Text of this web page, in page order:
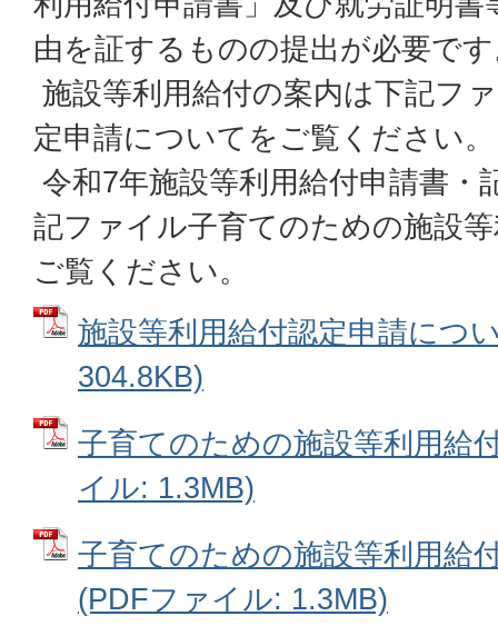
由を証するものの提出が必要で
施設等利用給付の案内は下記フ
定申請についてをご覧ください。
令和7年施設等利用給付申請書・
記ファイル子育てのための施設
ご覧ください。
施設等利用給付認定申請につ
304.8KB)
子育てのための施設等利用給
イル: 1.3MB)
子育てのための施設等利用給
(PDFファイル: 1.3MB)